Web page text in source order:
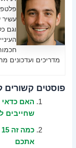
עשיר
וגם
מדריכים ועדכונים
פוסטים קשורים
האם
שחייבים
אתכם